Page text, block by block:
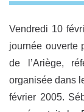
Vendredi 10
journée ouverte
de l’Ariège,
organisée dans
février 2005.